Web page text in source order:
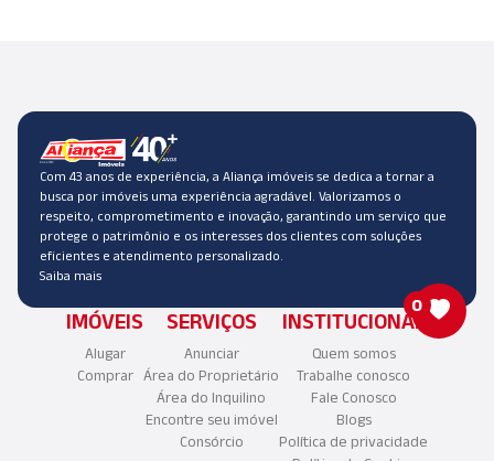
Com 43 anos de experiência, a Aliança imóveis se dedica a tornar a
busca por imóveis uma experiência agradável. Valorizamos o
respeito, comprometimento e inovação, garantindo um serviço que
protege o patrimônio e os interesses dos clientes com soluções
eficientes e atendimento personalizado.
Saiba mais
IMÓVEIS
Alugar
Comprar
SERVIÇOS
Anunciar
Área do Proprietário
Área do Inquilino
Encontre seu imóvel
Consórcio
INSTITUCIONAL
Quem somos
Trabalhe conosco
Fale Conosco
Blogs
Política de privacidade
0